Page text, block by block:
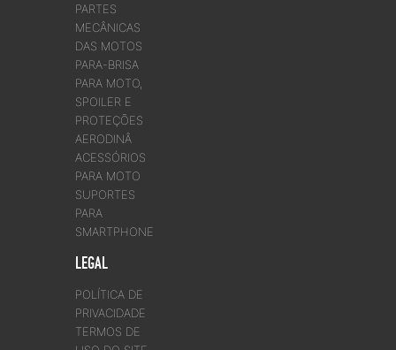
PARTES
MECÂNICAS
DAS MOTOS
PARA-BRISA
PARA MOTO,
SPOILER E
PROTEÇÕES
AERODINÂ
ACESSÓRIOS
PARA MOTO
SUPORTES
PARA
SMARTPHONE
LEGAL
POLÍTICA DE
PRIVACIDADE
TERMOS DE